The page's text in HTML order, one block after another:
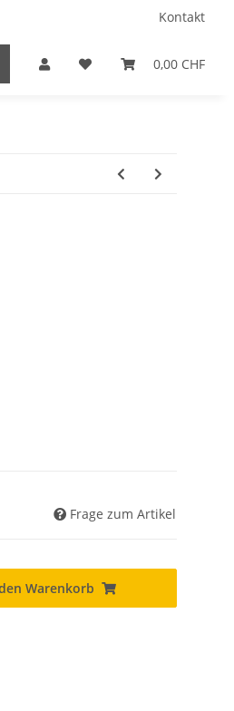
Kontakt
0,00 CHF
Frage zum Artikel
Warenkorb